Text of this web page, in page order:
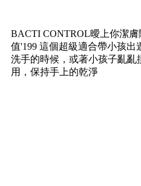
BACTI CONTROL曖上你潔
值'199 這個超級適合帶小孩
洗手的時候，或著小孩子亂亂
用，保持手上的乾淨